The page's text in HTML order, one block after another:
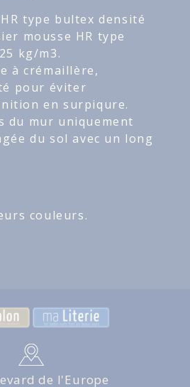
type bultex densité
mousse HR type
kg/m3.
à crémaillère,
pour éviter
en surpiqure.
du mur uniquement
du sol avec un long
couleurs.
de l'Europe